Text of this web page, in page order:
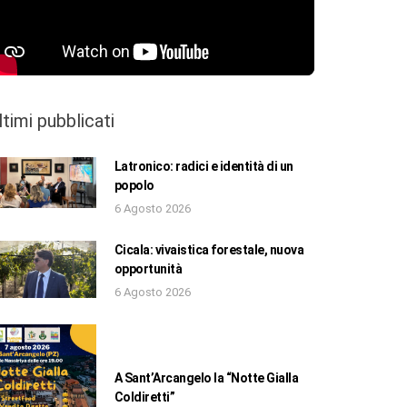
pubblicati
Latronico: radici e identità di un
popolo
6 Agosto 2026
Cicala: vivaistica forestale, nuova
opportunità
6 Agosto 2026
A Sant’Arcangelo la “Notte Gialla
Coldiretti”